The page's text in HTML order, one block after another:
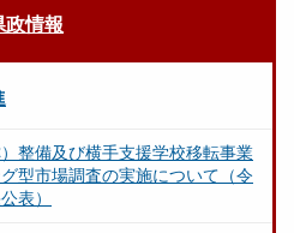
政情報
整備及び横手支援学校移転事業
型市場調査の実施について（令
表）